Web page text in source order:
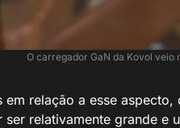
O carregador GaN da Kovol veio
em relação a esse aspecto,
relativamente grande e